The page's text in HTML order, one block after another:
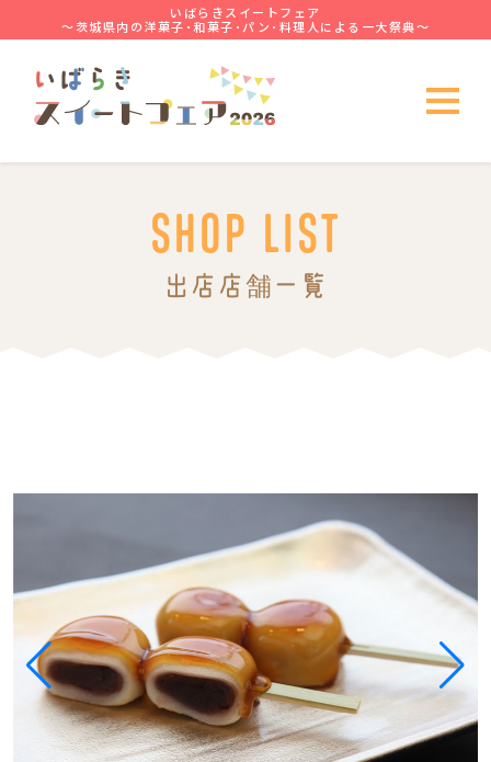
いばらきスイートフェア
～茨城県内の洋菓子･和菓子･パン･料理人による一大祭典～
SHOP LIST
出店店舗一覧